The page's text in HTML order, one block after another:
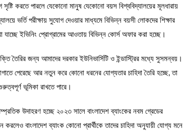
করতে পারলে যেকোনো মানুষ যেকোনো বয়স বিশ্ববিদ্যালয়ের মূলধারায়
ভর্তি পরীক্ষায় সুযোগ দেওয়ার মাধ্যমে বিভিন্ন বয়সী লোকদের শিক্ষার
ইভিনিং প্রোগ্রামের আওতায় বিভিন্ন কোর্স অফার করা হচ্ছে।
জন্য আমাদের দরকার ইউনিভার্সিটি ও ইন্ডাস্ট্রির মধ্যে সুসমন্বয়।
পেরেছে আর নতুন করে কোনো ধরনের যোগ্যতার চাহিদা তৈরি হচ্ছে, তা
ভূমিকা রাখতে পারে।
উদাহরণ হচ্ছে ২০২৩ সালে বাংলাদেশ ব্যাংকের নবম গ্রেডের
করলেও বাংলাদেশ ব্যাংক কোনো প্রার্থীকে তাদের চাহিদা অনুযায়ী যোগ্য মনে